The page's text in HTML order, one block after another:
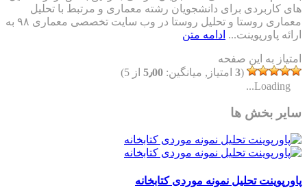
های کاربردی برای دانشجویان رشته معماری و مرتبط با تحلیل
معماری روستا و تحلیل روستا در وب سایت تخصصی معماری ۹۸ به
ارائه پاورپوینت... ادامه متن
امتیاز به این صفحه
(
3 امتیاز, میانگین: 5٫00 از 5)
Loading...
سایر بخش ها
پاورپوینت تحلیل نمونه موردی کتابخانه